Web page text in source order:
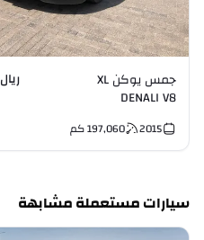
جمس يوكن XL
DENALI V8
ريال 71,000
2015
197,060 كم
سيارات مستعملة مشابهة